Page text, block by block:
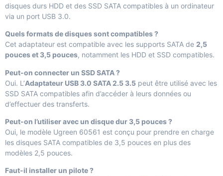
disques durs HDD et des SSD SATA compatibles à un ordinateur
via un port USB 3.0.
Quels formats de disques sont compatibles ?
Cet adaptateur est compatible avec les supports SATA de 2,5
pouces et 3,5 pouces, notamment les HDD et SSD compatibles.
Peut-on connecter un SSD SATA ?
Oui. L’Adaptateur USB 3.0 SATA 2.5 3.5 peut être utilisé avec les
SSD SATA compatibles afin d’accéder à leurs données ou
d’effectuer des transferts.
Peut-on l’utiliser avec un disque dur 3,5 pouces ?
Oui, le modèle Ugreen 60561 est conçu pour prendre en charge
les disques SATA compatibles de 3,5 pouces en plus des
modèles 2,5 pouces.
Faut-il installer un pilote ?